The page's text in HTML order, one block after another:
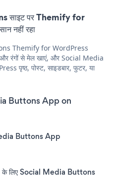
साइट पर Themify for
नहीं रहा
Themify for WordPress
और रंगों से मेल खाएं, और Social Media
पृष्ठ, पोस्ट, साइडबार, फुटर, या
Buttons App on
Buttons App
लिए Social Media Buttons